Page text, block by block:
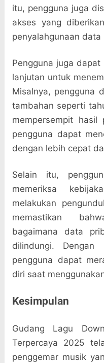
itu, pengguna juga
akses yang
penyalahgunaan data
Pengguna juga
lanjutan untuk
Misalnya, pengguna
tambahan seperti
mempersempit hasil
pengguna dapat
dengan lebih cepat
Selain itu,
memeriksa
melakukan
memastikan
bagaimana data
dilindungi. Dengan
pengguna dapat
diri saat
Kesimpulan
Gudang Lagu
Terpercaya 2025
penggemar musik